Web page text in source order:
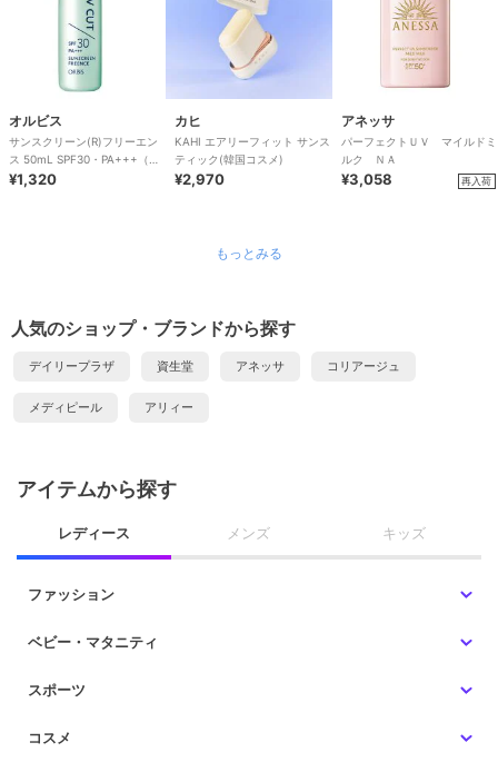
オルビス
サンスクリーン(R)フリーエン
ス 50mL SPF30・PA+++（全
身用日焼け止め）
¥1,320
カヒ
KAHI エアリーフィット サンス
ティック(韓国コスメ)
¥2,970
アネッサ
パーフェクトＵＶ マイルドミ
ルク ＮＡ
¥3,058 再入荷
もっとみる
人気のショップ・ブランドから探す
デイリープラザ 資生堂 アネッサ コリアージュ
メディピール アリィー
アイテムから探す
レディース メンズ キッズ
ファッション
ベビー・マタニティ
スポーツ
コスメ